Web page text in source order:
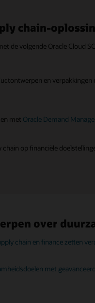
chain-
de volgende Oracle Cloud
en verpakkingen
met Oracle Demand
chain op financiële
over
chain en finance zetten
met